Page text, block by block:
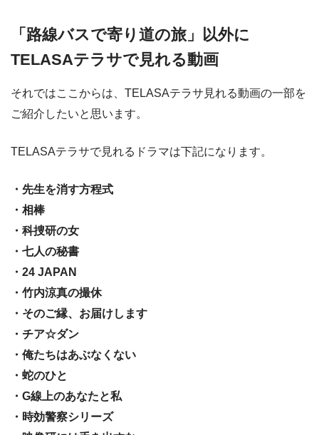
「路線バスで寄り道の旅」以外に
TELASAテラサで見れる動画
それではここからは、TELASAテラサ見れる動画の一部を
ご紹介したいと思います。
TELASAテラサで見れるドラマは下記になります。
・先生を消す方程式
・相棒
・科捜研の女
・七人の秘書
・24 JAPAN
・竹内涼真の撮休
・そのご縁、お届けします
・チア☆ダン
・俺たちはあぶなくない
・蛇のひと
・G線上のあなたと私
・時効警察シリーズ